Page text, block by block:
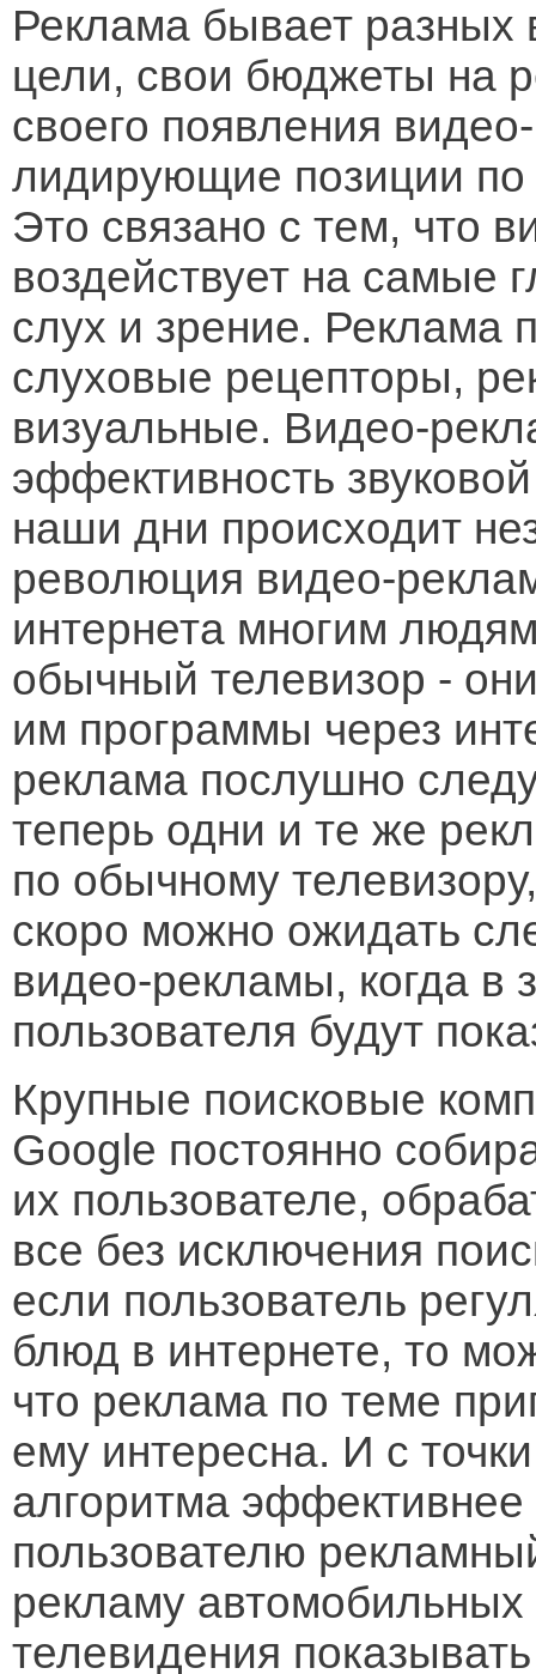
Реклама бывает разных
цели, свои бюджеты на
своего появления
лидирующие позиции по
Это связано с тем, что
воздействует на самые
слух и зрение. Реклама
слуховые рецепторы,
визуальные. Видео-
эффективность
наши дни происходит
революция видео-
интернета многим
обычный телевизор -
им программы через
реклама послушно
теперь одни и те же
по обычному
скоро можно ожидать
видео-рекламы, когда в
пользователя будут
Крупные поисковые
Google постоянно
их пользователе,
все без исключения
если пользователь
блюд в интернете, то
что реклама по теме
ему интересна. И с
алгоритма
пользователю
рекламу
телевидения